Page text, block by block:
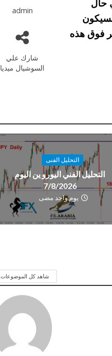
admin
شارك علي
السوشيال ميديا
حال
اسفلها فسيكون
بقاء السعر فوق هذه
التحليل الفنى
التحليل الفني اليورو ين اليوم
7/8/2026
يوم واحد مضى
شاهد كل الموضوعات